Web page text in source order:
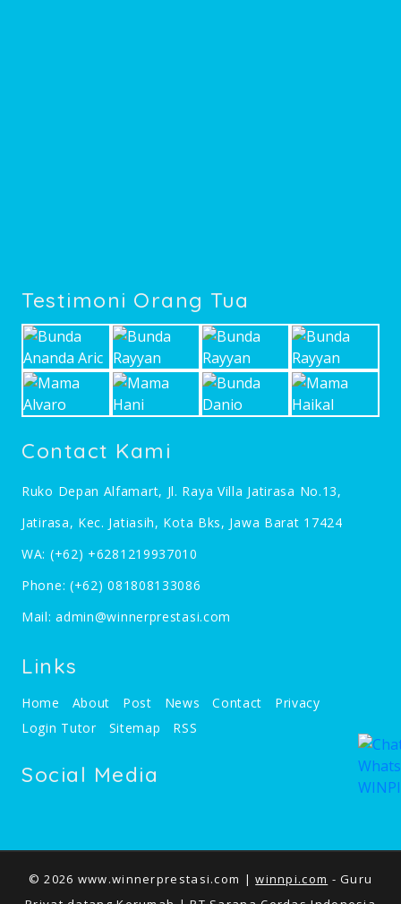
Testimoni Orang Tua
Contact Kami
Ruko Depan Alfamart, Jl. Raya Villa Jatirasa No.13,
Jatirasa, Kec. Jatiasih, Kota Bks, Jawa Barat 17424
WA: (+62) +6281219937010
Phone: (+62) 081808133086
Mail:admin@winnerprestasi.com
Links
Home About Post News Contact
Privacy
Login Tutor
Sitemap RSS
Social Media
© 2026 www.winnerprestasi.com |winnpi.com - Guru